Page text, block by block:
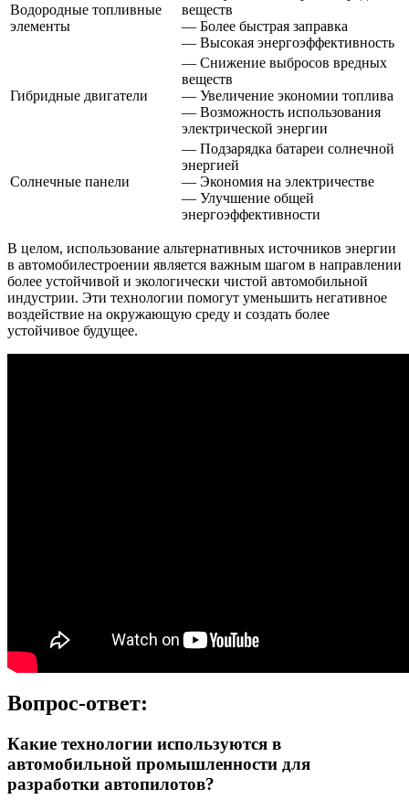
Водородные топливные
элементы
веществ
— Более быстрая заправка
— Высокая энергоэффективность
Гибридные двигатели
— Снижение выбросов вредных
веществ
— Увеличение экономии топлива
— Возможность использования
электрической энергии
Солнечные панели
— Подзарядка батареи солнечной
энергией
— Экономия на электричестве
— Улучшение общей
энергоэффективности
В целом, использование альтернативных источников энергии
в автомобилестроении является важным шагом в направлении
более устойчивой и экологически чистой автомобильной
индустрии. Эти технологии помогут уменьшить негативное
воздействие на окружающую среду и создать более
устойчивое будущее.
Вопрос-ответ:
Какие технологии используются в
автомобильной промышленности для
разработки автопилотов?